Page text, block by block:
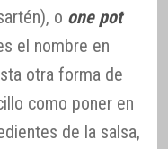
o one pot
el nombre en
otra forma de
como poner en
de la salsa,